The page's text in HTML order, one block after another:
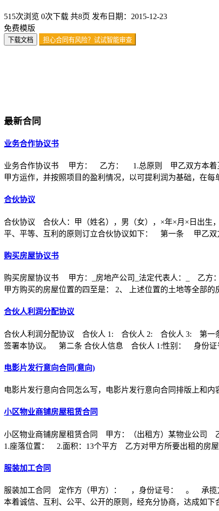
515次浏览 0次下载 共8页 发布日期：2015-12-23
免费模版
下载文档 担心合同有风险？试试智能审查
最新合同
业务合作协议书
业务合作协议书 甲方： 乙方： 1.总原则 甲乙双方本着互
甲方运作，并按照项目的盈利情况，以可提利润为基础，在每
合伙协议
合伙协议 合伙人：甲（姓名），男（女），×年×月×日出
平、平等、互利的原则订立合伙协议如下： 第一条 甲乙双
购买房屋协议书
购买房屋协议书 甲方：_房地产公司_法定代表人：_ 乙方
甲方购买的房屋位置的四至是： 2、 上述位置的土地等全部的
合伙人利润分配协议
合伙人利润分配协议 合伙人 1: 合伙人 2: 合伙人 3: 第一条
签署本协议。 第二条 合伙人信息 合伙人 1:性别： 身份
电影片发行意向合同(意向)
电影片发行意向合同怎么写，电影片发行意向合同排版上和
小区物业商铺房屋租赁合同
小区物业商铺房屋租赁合同 甲方：（出租方）某物业公司
1.座落位置： 2.面积：13个平方 乙方对甲方所要出租的房
服装加工合同
服装加工合同 定作方（甲方）： ，身份证号： 。 承揽
本着诚信、互利、公平、公开的原则，经充分协商，达成如下